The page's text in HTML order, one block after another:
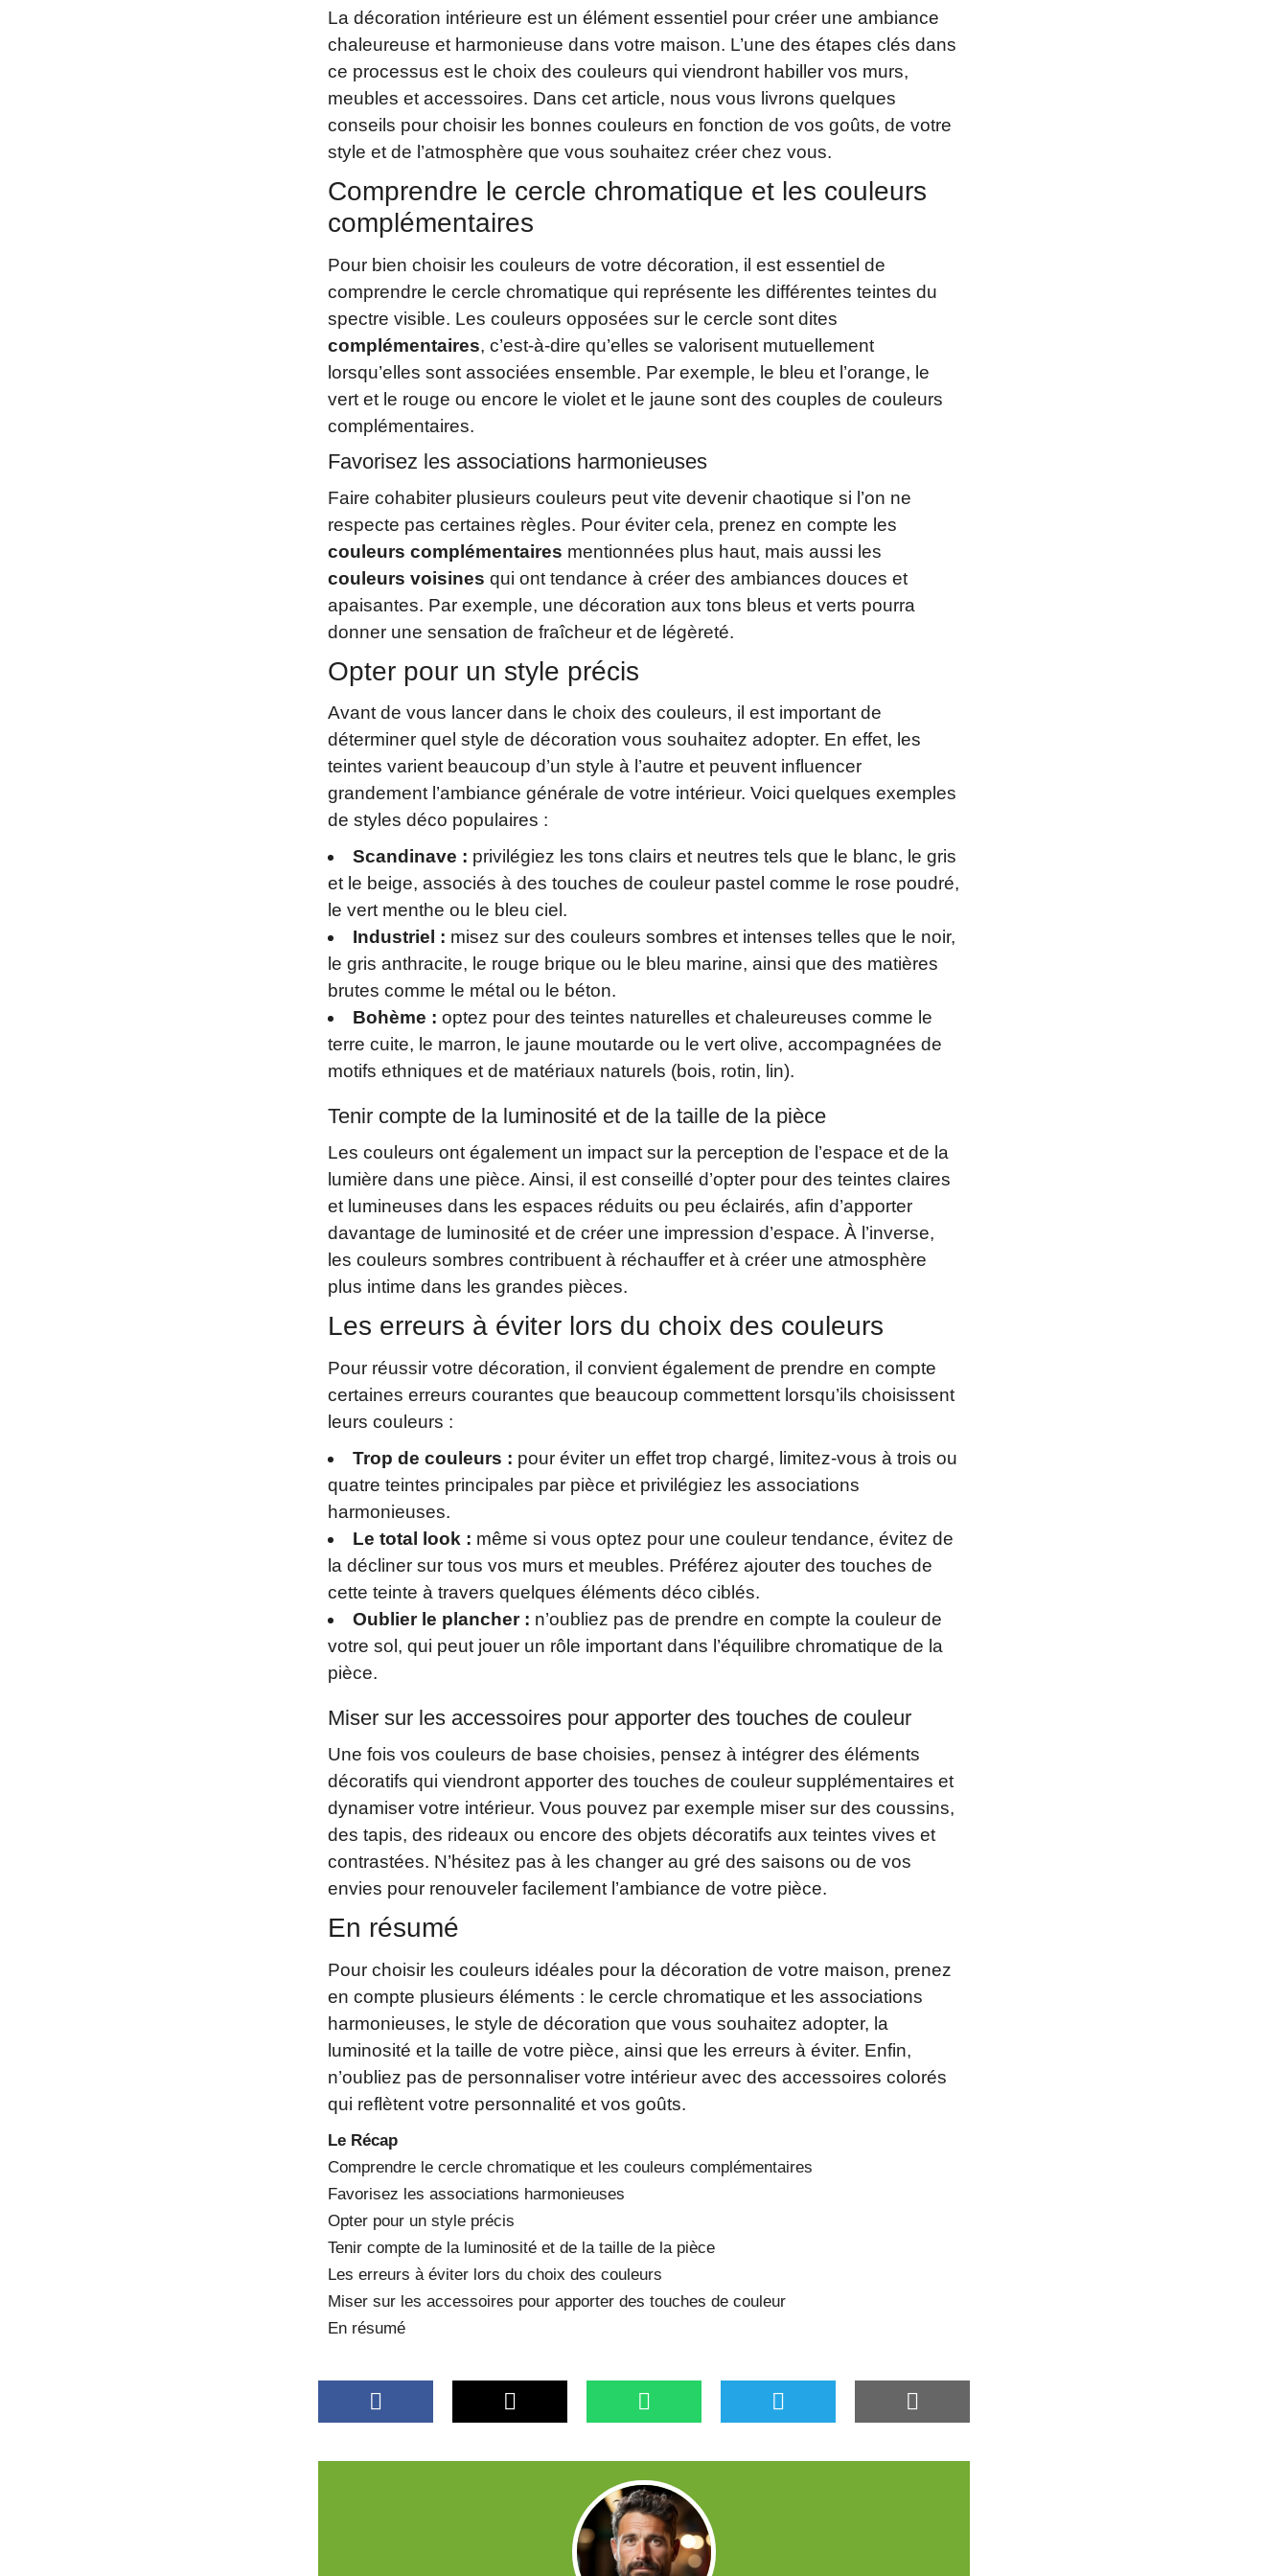
La décoration intérieure est un élément essentiel pour créer une ambiance
chaleureuse et harmonieuse dans votre maison. L’une des étapes clés dans
ce processus est le choix des couleurs qui viendront habiller vos murs,
meubles et accessoires. Dans cet article, nous vous livrons quelques
conseils pour choisir les bonnes couleurs en fonction de vos goûts, de votre
style et de l’atmosphère que vous souhaitez créer chez vous.
Comprendre le cercle chromatique et les couleurs
complémentaires
Pour bien choisir les couleurs de votre décoration, il est essentiel de
comprendre le cercle chromatique qui représente les différentes teintes du
spectre visible. Les couleurs opposées sur le cercle sont dites
complémentaires, c’est-à-dire qu’elles se valorisent mutuellement
lorsqu’elles sont associées ensemble. Par exemple, le bleu et l’orange, le
vert et le rouge ou encore le violet et le jaune sont des couples de couleurs
complémentaires.
Favorisez les associations harmonieuses
Faire cohabiter plusieurs couleurs peut vite devenir chaotique si l’on ne
respecte pas certaines règles. Pour éviter cela, prenez en compte les
couleurs complémentaires mentionnées plus haut, mais aussi les
couleurs voisines qui ont tendance à créer des ambiances douces et
apaisantes. Par exemple, une décoration aux tons bleus et verts pourra
donner une sensation de fraîcheur et de légèreté.
Opter pour un style précis
Avant de vous lancer dans le choix des couleurs, il est important de
déterminer quel style de décoration vous souhaitez adopter. En effet, les
teintes varient beaucoup d’un style à l’autre et peuvent influencer
grandement l’ambiance générale de votre intérieur. Voici quelques exemples
de styles déco populaires :
Scandinave : privilégiez les tons clairs et neutres tels que le blanc, le gris
et le beige, associés à des touches de couleur pastel comme le rose poudré,
le vert menthe ou le bleu ciel.
Industriel : misez sur des couleurs sombres et intenses telles que le noir,
le gris anthracite, le rouge brique ou le bleu marine, ainsi que des matières
brutes comme le métal ou le béton.
Bohème : optez pour des teintes naturelles et chaleureuses comme le
terre cuite, le marron, le jaune moutarde ou le vert olive, accompagnées de
motifs ethniques et de matériaux naturels (bois, rotin, lin).
Tenir compte de la luminosité et de la taille de la pièce
Les couleurs ont également un impact sur la perception de l’espace et de la
lumière dans une pièce. Ainsi, il est conseillé d’opter pour des teintes claires
et lumineuses dans les espaces réduits ou peu éclairés, afin d’apporter
davantage de luminosité et de créer une impression d’espace. À l’inverse,
les couleurs sombres contribuent à réchauffer et à créer une atmosphère
plus intime dans les grandes pièces.
Les erreurs à éviter lors du choix des couleurs
Pour réussir votre décoration, il convient également de prendre en compte
certaines erreurs courantes que beaucoup commettent lorsqu’ils choisissent
leurs couleurs :
Trop de couleurs : pour éviter un effet trop chargé, limitez-vous à trois ou
quatre teintes principales par pièce et privilégiez les associations
harmonieuses.
Le total look : même si vous optez pour une couleur tendance, évitez de
la décliner sur tous vos murs et meubles. Préférez ajouter des touches de
cette teinte à travers quelques éléments déco ciblés.
Oublier le plancher : n’oubliez pas de prendre en compte la couleur de
votre sol, qui peut jouer un rôle important dans l’équilibre chromatique de la
pièce.
Miser sur les accessoires pour apporter des touches de couleur
Une fois vos couleurs de base choisies, pensez à intégrer des éléments
décoratifs qui viendront apporter des touches de couleur supplémentaires et
dynamiser votre intérieur. Vous pouvez par exemple miser sur des coussins,
des tapis, des rideaux ou encore des objets décoratifs aux teintes vives et
contrastées. N’hésitez pas à les changer au gré des saisons ou de vos
envies pour renouveler facilement l’ambiance de votre pièce.
En résumé
Pour choisir les couleurs idéales pour la décoration de votre maison, prenez
en compte plusieurs éléments : le cercle chromatique et les associations
harmonieuses, le style de décoration que vous souhaitez adopter, la
luminosité et la taille de votre pièce, ainsi que les erreurs à éviter. Enfin,
n’oubliez pas de personnaliser votre intérieur avec des accessoires colorés
qui reflètent votre personnalité et vos goûts.
Le Récap
Comprendre le cercle chromatique et les couleurs complémentaires
Favorisez les associations harmonieuses
Opter pour un style précis
Tenir compte de la luminosité et de la taille de la pièce
Les erreurs à éviter lors du choix des couleurs
Miser sur les accessoires pour apporter des touches de couleur
En résumé